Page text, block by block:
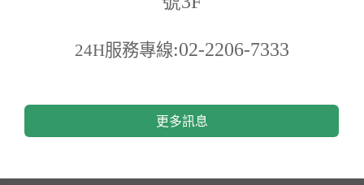
24H服務專線:02-2206-7333
更多訊息